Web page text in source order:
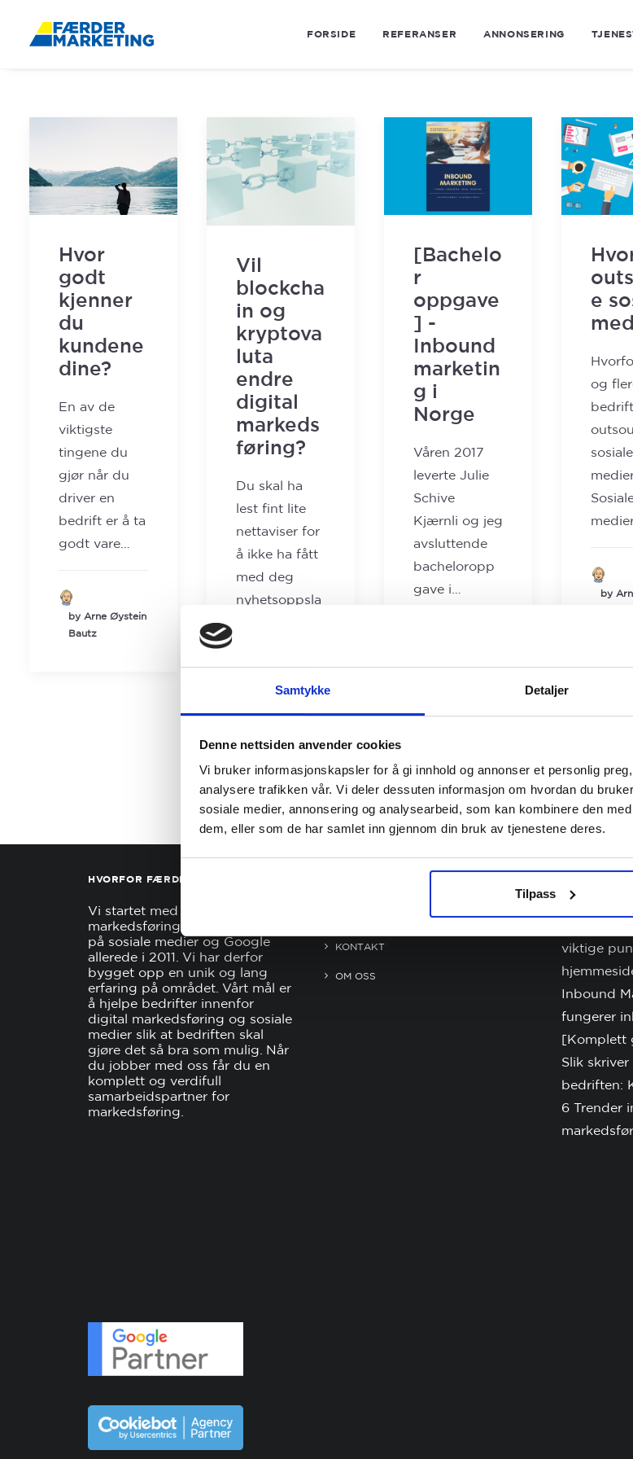
Samtykke Detaljer
Denne nettsiden anvender cookies
Vi bruker informasjonskapsler for å gi innhold og annonser et personlig
analysere trafikken vår. Vi deler dessuten informasjon om hvordan du
sosiale medier, annonsering og analysearbeid, som kan kombinere den
dem, eller som de har samlet inn gjennom din bruk av tjenestene deres.
Tilpass
FORSIDE REFERANSER ANNONSERING
Hvor
godt
kjenner
du
kundene
dine?
En av de
viktigste
tingene du
gjør når du
driver en
bedrift er å ta
godt vare…
by Arne Øystein
Bautz
Vil
blockcha
in og
kryptova
luta
endre
digital
markeds
føring?
Du skal ha
lest fint lite
nettaviser for
å ikke ha fått
med deg
nyhetsoppsla
by Arne Øystein
Bautz
[Bachelo
r
oppgave
] -
Inbound
marketin
g i
Norge
Våren 2017
leverte Julie
Schive
Kjærnli og jeg
avsluttende
bacheloropp
gave i…
e
og
sosiale
by
HVORFOR FÆRDER MARKETING?
Vi startet med digital
markedsføring og annonsering
på sosiale medier og Google
allerede i 2011. Vi har derfor
bygget opp en unik og lang
erfaring på området. Vårt mål er
å hjelpe bedrifter innenfor
digital markedsføring og sosiale
medier slik at bedriften skal
gjøre det så bra som mulig. Når
du jobber med oss får du en
komplett og verdifull
samarbeidspartner for
markedsføring.
KONTAKT
OM OSS
viktige
Inbound
fungerer
[Komplett
Slik
bedriften:
6 Trender